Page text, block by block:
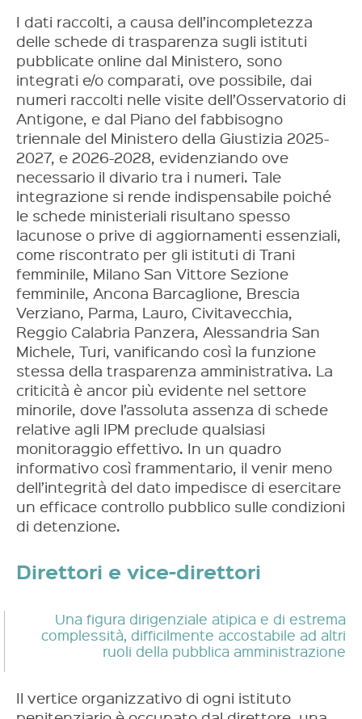
I dati raccolti, a causa dell’incompletezza
delle schede di trasparenza sugli istituti
pubblicate online dal Ministero, sono
integrati e/o comparati, ove possibile, dai
numeri raccolti nelle visite dell’Osservatorio di
Antigone, e dal Piano del fabbisogno
triennale del Ministero della Giustizia 2025-
2027, e 2026-2028, evidenziando ove
necessario il divario tra i numeri. Tale
integrazione si rende indispensabile poiché
le schede ministeriali risultano spesso
lacunose o prive di aggiornamenti essenziali,
come riscontrato per gli istituti di Trani
femminile, Milano San Vittore Sezione
femminile, Ancona Barcaglione, Brescia
Verziano, Parma, Lauro, Civitavecchia,
Reggio Calabria Panzera, Alessandria San
Michele, Turi, vanificando così la funzione
stessa della trasparenza amministrativa. La
criticità è ancor più evidente nel settore
minorile, dove l’assoluta assenza di schede
relative agli IPM preclude qualsiasi
monitoraggio effettivo. In un quadro
informativo così frammentario, il venir meno
dell’integrità del dato impedisce di esercitare
un efficace controllo pubblico sulle condizioni
di detenzione.
Direttori e vice-direttori
Una figura dirigenziale atipica e di estrema
complessità, difficilmente accostabile ad altri
ruoli della pubblica amministrazione
Il vertice organizzativo di ogni istituto